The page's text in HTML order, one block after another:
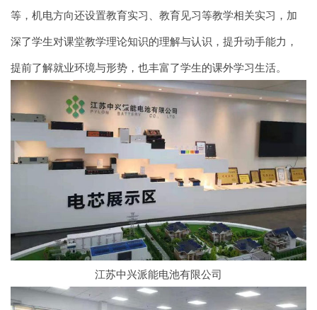
等，机电方向还设置教育实习、教育见习等教学相关实习，加
深了学生对课堂教学理论知识的理解与认识，提升动手能力，
提前了解就业环境与形势，也丰富了学生的课外学习生活。
江苏中兴派能电池有限公司